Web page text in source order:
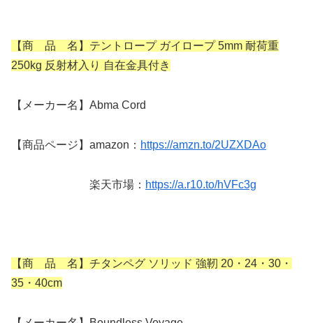
【商 品 名】テントロープ ガイロープ 5mm 耐荷重
250kg 反射材入り 自在金具付き
【メーカー名】Abma Cord
【商品ページ】amazon： https://amzn.to/2UZXDAo
楽天市場： https://a.r10.to/hVFc3g
【商 品 名】チタンペグ ソリッド 強靭 20・24・30・
35・40cm